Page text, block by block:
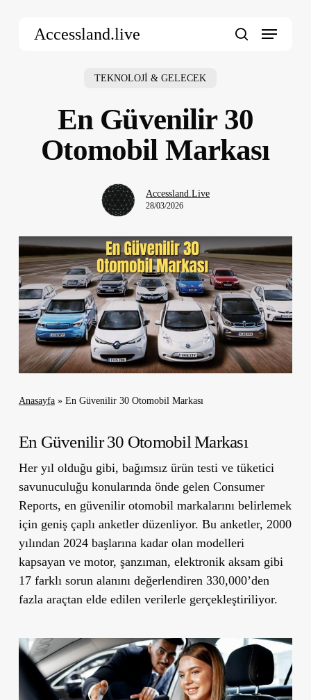
Accessland.live Menu
TEKNOLOJİ & GELECEK
En Güvenilir 30
Otomobil Markası
Accessland.Live
28/03/2026
Anasayfa» En Güvenilir 30 Otomobil Markası
En Güvenilir 30 Otomobil Markası
Her yıl olduğu gibi, bağımsız ürün testi ve tüketici
savunuculuğu konularında önde gelen Consumer
Reports, en güvenilir otomobil markalarını belirlemek
için geniş çaplı anketler düzenliyor. Bu anketler, 2000
yılından 2024 başlarına kadar olan modelleri
kapsayan ve motor, şanzıman, elektronik aksam gibi
17 farklı sorun alanını değerlendiren 330,000’den
fazla araçtan elde edilen verilerle gerçekleştiriliyor.